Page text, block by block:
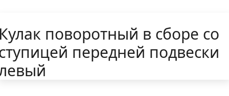
поворотный в сборе со
передней подвески